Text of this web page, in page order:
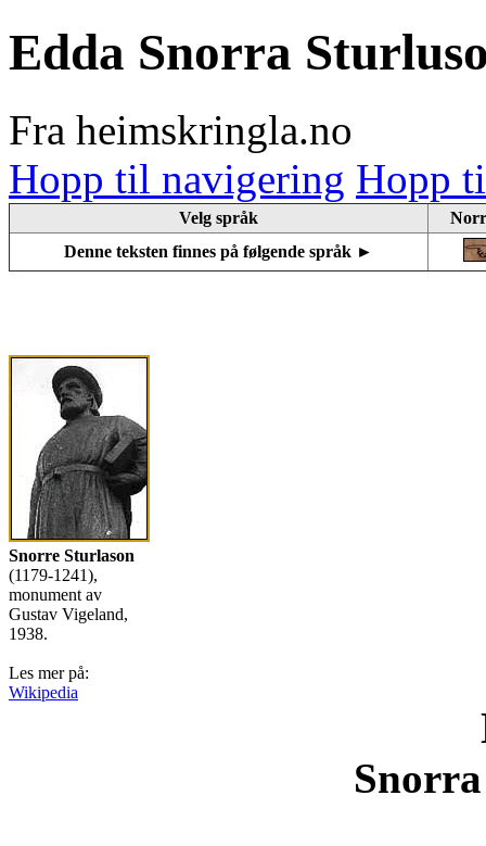
Edda Snorra
Fra heimskringla.no
Hopp til navigering Hopp
Velg språk
Denne teksten finnes på følgende språk ►
Snorre Sturlason
(1179-1241),
monument av
Gustav Vigeland,
1938.
Les mer på:
Wikipedia